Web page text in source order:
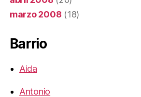
marzo 2008 (18)
Barrio
Aida
Antonio